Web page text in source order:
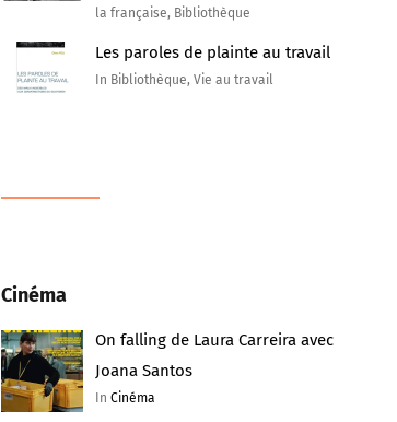
la française, Bibliothèque
Les paroles de plainte au travail
In Bibliothèque, Vie au travail
Cinéma
On falling de Laura Carreira avec
Joana Santos
InCinéma